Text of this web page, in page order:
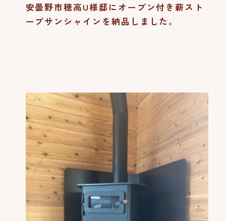
安曇野市穂高U様邸にオーブン付き薪スト
ーブサンシャインを納品しました。